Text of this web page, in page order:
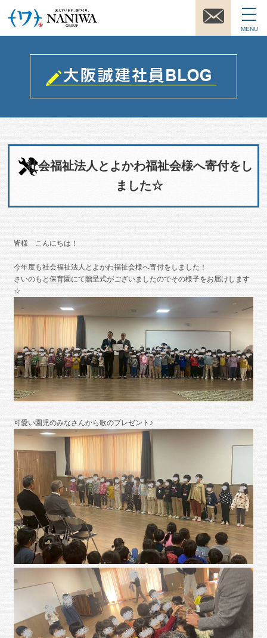
MENU
社会福祉法人とよかわ福祉会様へ寄付をし
ました☆
皆様 こんにちは！
今年度も社会福祉法人とよかわ福祉会様へ寄付をしました！
さいのもと保育園にて贈呈式がございましたのでその様子をお届けします
☆
可愛い園児のみなさんから歌のプレゼント♪